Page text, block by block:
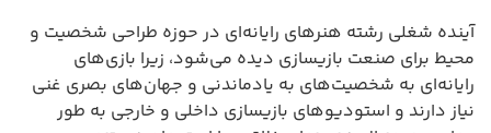
آینده شغلی رشته هنرهای رایانه‌ای در حوزه طراحی شخصیت و
محیط برای صنعت بازیسازی دیده می‌شود، زیرا بازی‌های
رایانه‌ای به شخصیت‌های به یادماندنی و جهان‌های بصری غنی
نیاز دارند و استودیوهای بازیسازی داخلی و خارجی به طور